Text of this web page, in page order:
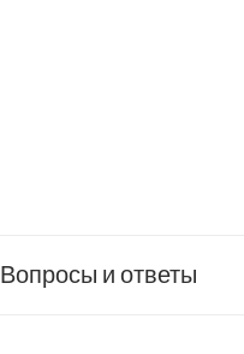
Вопросы и ответы